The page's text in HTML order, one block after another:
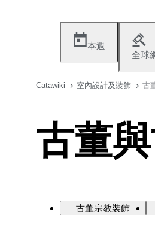
本週
全球
Catawiki 室內設計及裝飾 古
古董
古董宗教裝飾